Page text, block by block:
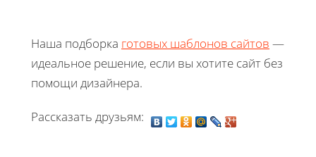
Наша подборка готовых шаблонов сайтов —
идеальное решение, если вы хотите сайт без
помощи дизайнера.
Рассказать друзьям: